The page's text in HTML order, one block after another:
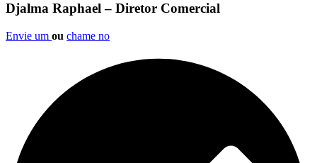
Djalma Raphael – Diretor Comercial
Envie um ou chame no